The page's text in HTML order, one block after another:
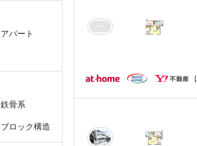
アパート
鉄骨系
ブロック構造